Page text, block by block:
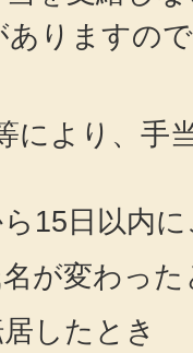
ありますの
により、手
15日以内
名が変わっ
したとき